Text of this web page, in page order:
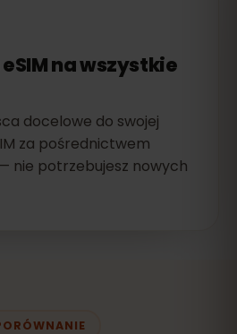
na wszystkie
docelowe do swojej
za pośrednictwem
nie potrzebujesz nowych